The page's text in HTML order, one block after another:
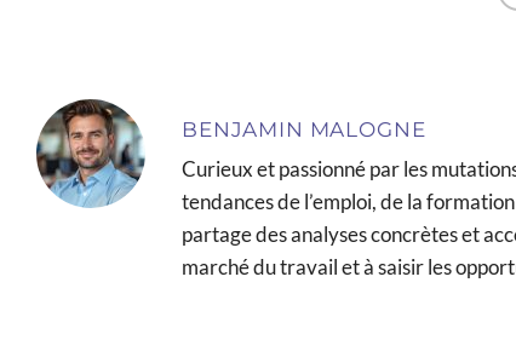
BENJAMIN MALOGNE
Curieux et passionné par les
tendances de l’emploi, de la
partage des analyses concrètes et
marché du travail et à saisir les